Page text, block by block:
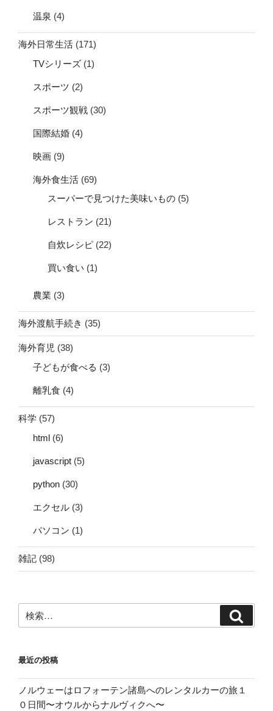
温泉 (4)
海外日常生活 (171)
TVシリーズ (1)
スポーツ (2)
スポーツ観戦 (30)
国際結婚 (4)
映画 (9)
海外食生活 (69)
スーパーで見つけた美味いもの (5)
レストラン (21)
自炊レシピ (22)
買い食い (1)
農業 (3)
海外渡航手続き (35)
海外育児 (38)
子どもが食べる (3)
離乳食 (4)
科学 (57)
html (6)
javascript (5)
python (30)
エクセル (3)
パソコン (1)
雑記 (98)
索:
索
最近の投稿
ノルウェーはロフォーテン諸島へのレンタルカーの旅１
０日間〜オウルからナルヴィクへ〜